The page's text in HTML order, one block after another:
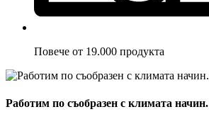
Повече от 19.000 продукта
Работим по съобразен с климата начин.